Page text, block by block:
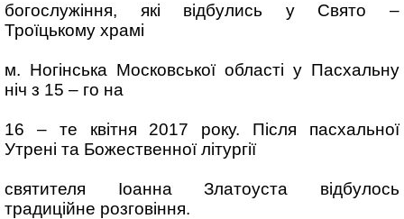
богослужіння, які відбулись у Свято –
Троїцькому храмі
м. Ногінська Московської області у Пасхальну
ніч з 15 – го на
16 – те квітня 2017 року. Після пасхальної
Утрені та Божественної літургії
святителя Іоанна Златоуста відбулось
традиційне розговіння.